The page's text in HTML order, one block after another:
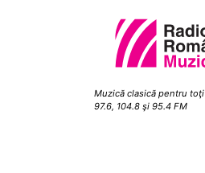
Muzică clasică pentru toţi
97.6, 104.8 şi 95.4 FM